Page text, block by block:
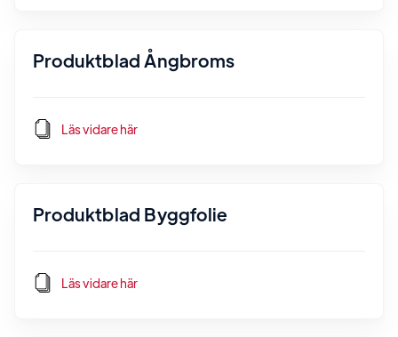
Produktblad Ångbroms
Läs vidare här
Produktblad Byggfolie
Läs vidare här